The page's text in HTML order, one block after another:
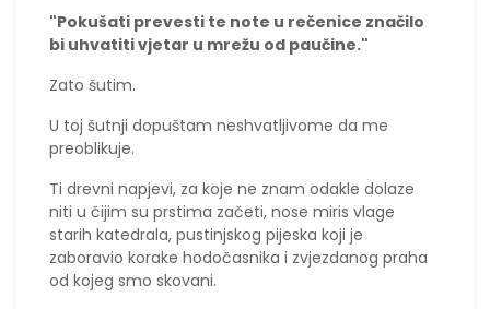
"Pokušati prevesti te note u rečenice značilo
bi uhvatiti vjetar u mrežu od paučine."
​Zato šutim.
U toj šutnji dopuštam neshvatljivome da me
preoblikuje.
Ti drevni napjevi, za koje ne znam odakle dolaze
niti u čijim su prstima začeti, nose miris vlage
starih katedrala, pustinjskog pijeska koji je
zaboravio korake hodočasnika i zvjezdanog praha
od kojeg smo skovani.